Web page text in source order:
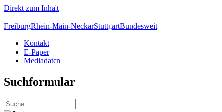
Direkt zum Inhalt
FreiburgRhein-Main-NeckarStuttgartBundesweit
Kontakt
E-Paper
Mediadaten
Suchformular